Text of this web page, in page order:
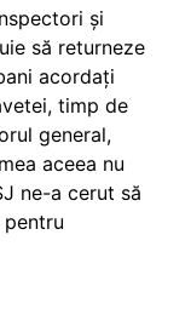
și
să returneze
acordați
timp de
general,
aceea nu
ne-a cerut să